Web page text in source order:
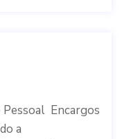
Pessoal Encargos
a